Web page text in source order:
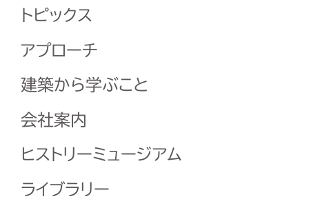
トピックス
アプローチ
建築から学ぶこと
会社案内
ヒストリーミュージアム
ライブラリー